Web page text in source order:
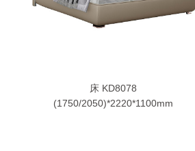
床 KD8078
(1750/2050)*2220*1100mm